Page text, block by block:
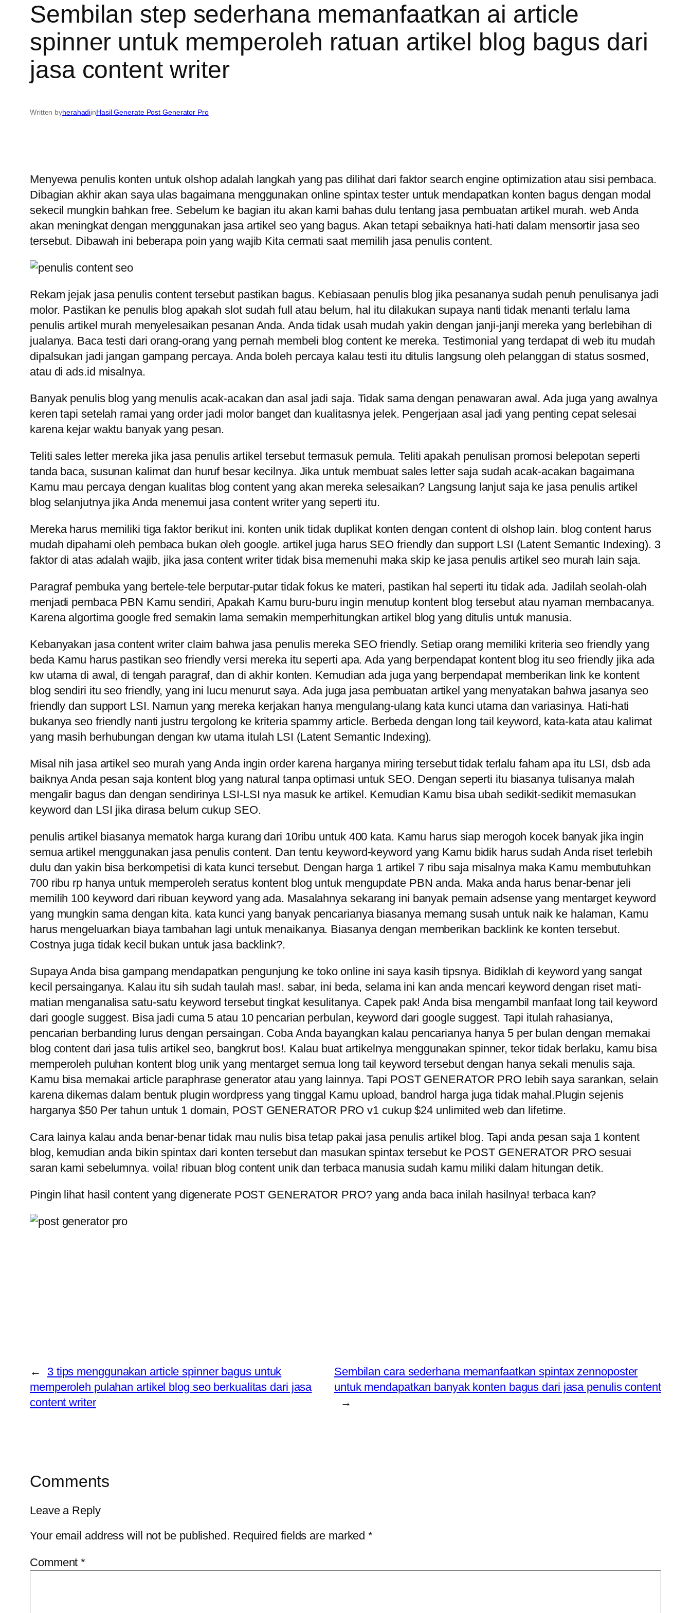
Sembilan step sederhana memanfaatkan ai article
spinner untuk memperoleh ratuan artikel blog bagus dari
jasa content writer
Written byherahadiinHasil Generate Post Generator Pro
Menyewa penulis konten untuk olshop adalah langkah yang pas dilihat dari faktor search engine optimization atau sisi pembaca.
Dibagian akhir akan saya ulas bagaimana menggunakan online spintax tester untuk mendapatkan konten bagus dengan modal
sekecil mungkin bahkan free. Sebelum ke bagian itu akan kami bahas dulu tentang jasa pembuatan artikel murah. web Anda
akan meningkat dengan menggunakan jasa artikel seo yang bagus. Akan tetapi sebaiknya hati-hati dalam mensortir jasa seo
tersebut. Dibawah ini beberapa poin yang wajib Kita cermati saat memilih jasa penulis content.
Rekam jejak jasa penulis content tersebut pastikan bagus. Kebiasaan penulis blog jika pesananya sudah penuh penulisanya jadi
molor. Pastikan ke penulis blog apakah slot sudah full atau belum, hal itu dilakukan supaya nanti tidak menanti terlalu lama
penulis artikel murah menyelesaikan pesanan Anda. Anda tidak usah mudah yakin dengan janji-janji mereka yang berlebihan di
jualanya. Baca testi dari orang-orang yang pernah membeli blog content ke mereka. Testimonial yang terdapat di web itu mudah
dipalsukan jadi jangan gampang percaya. Anda boleh percaya kalau testi itu ditulis langsung oleh pelanggan di status sosmed,
atau di ads.id misalnya.
Banyak penulis blog yang menulis acak-acakan dan asal jadi saja. Tidak sama dengan penawaran awal. Ada juga yang awalnya
keren tapi setelah ramai yang order jadi molor banget dan kualitasnya jelek. Pengerjaan asal jadi yang penting cepat selesai
karena kejar waktu banyak yang pesan.
Teliti sales letter mereka jika jasa penulis artikel tersebut termasuk pemula. Teliti apakah penulisan promosi belepotan seperti
tanda baca, susunan kalimat dan huruf besar kecilnya. Jika untuk membuat sales letter saja sudah acak-acakan bagaimana
Kamu mau percaya dengan kualitas blog content yang akan mereka selesaikan? Langsung lanjut saja ke jasa penulis artikel
blog selanjutnya jika Anda menemui jasa content writer yang seperti itu.
Mereka harus memiliki tiga faktor berikut ini. konten unik tidak duplikat konten dengan content di olshop lain. blog content harus
mudah dipahami oleh pembaca bukan oleh google. artikel juga harus SEO friendly dan support LSI (Latent Semantic Indexing). 3
faktor di atas adalah wajib, jika jasa content writer tidak bisa memenuhi maka skip ke jasa penulis artikel seo murah lain saja.
Paragraf pembuka yang bertele-tele berputar-putar tidak fokus ke materi, pastikan hal seperti itu tidak ada. Jadilah seolah-olah
menjadi pembaca PBN Kamu sendiri, Apakah Kamu buru-buru ingin menutup kontent blog tersebut atau nyaman membacanya.
Karena algortima google fred semakin lama semakin memperhitungkan artikel blog yang ditulis untuk manusia.
Kebanyakan jasa content writer claim bahwa jasa penulis mereka SEO friendly. Setiap orang memiliki kriteria seo friendly yang
beda Kamu harus pastikan seo friendly versi mereka itu seperti apa. Ada yang berpendapat kontent blog itu seo friendly jika ada
kw utama di awal, di tengah paragraf, dan di akhir konten. Kemudian ada juga yang berpendapat memberikan link ke kontent
blog sendiri itu seo friendly, yang ini lucu menurut saya. Ada juga jasa pembuatan artikel yang menyatakan bahwa jasanya seo
friendly dan support LSI. Namun yang mereka kerjakan hanya mengulang-ulang kata kunci utama dan variasinya. Hati-hati
bukanya seo friendly nanti justru tergolong ke kriteria spammy article. Berbeda dengan long tail keyword, kata-kata atau kalimat
yang masih berhubungan dengan kw utama itulah LSI (Latent Semantic Indexing).
Misal nih jasa artikel seo murah yang Anda ingin order karena harganya miring tersebut tidak terlalu faham apa itu LSI, dsb ada
baiknya Anda pesan saja kontent blog yang natural tanpa optimasi untuk SEO. Dengan seperti itu biasanya tulisanya malah
mengalir bagus dan dengan sendirinya LSI-LSI nya masuk ke artikel. Kemudian Kamu bisa ubah sedikit-sedikit memasukan
keyword dan LSI jika dirasa belum cukup SEO.
penulis artikel biasanya mematok harga kurang dari 10ribu untuk 400 kata. Kamu harus siap merogoh kocek banyak jika ingin
semua artikel menggunakan jasa penulis content. Dan tentu keyword-keyword yang Kamu bidik harus sudah Anda riset terlebih
dulu dan yakin bisa berkompetisi di kata kunci tersebut. Dengan harga 1 artikel 7 ribu saja misalnya maka Kamu membutuhkan
700 ribu rp hanya untuk memperoleh seratus kontent blog untuk mengupdate PBN anda. Maka anda harus benar-benar jeli
memilih 100 keyword dari ribuan keyword yang ada. Masalahnya sekarang ini banyak pemain adsense yang mentarget keyword
yang mungkin sama dengan kita. kata kunci yang banyak pencarianya biasanya memang susah untuk naik ke halaman, Kamu
harus mengeluarkan biaya tambahan lagi untuk menaikanya. Biasanya dengan memberikan backlink ke konten tersebut.
Costnya juga tidak kecil bukan untuk jasa backlink?.
Supaya Anda bisa gampang mendapatkan pengunjung ke toko online ini saya kasih tipsnya. Bidiklah di keyword yang sangat
kecil persainganya. Kalau itu sih sudah taulah mas!. sabar, ini beda, selama ini kan anda mencari keyword dengan riset mati-
matian menganalisa satu-satu keyword tersebut tingkat kesulitanya. Capek pak! Anda bisa mengambil manfaat long tail keyword
dari google suggest. Bisa jadi cuma 5 atau 10 pencarian perbulan, keyword dari google suggest. Tapi itulah rahasianya,
pencarian berbanding lurus dengan persaingan. Coba Anda bayangkan kalau pencarianya hanya 5 per bulan dengan memakai
blog content dari jasa tulis artikel seo, bangkrut bos!. Kalau buat artikelnya menggunakan spinner, tekor tidak berlaku, kamu bisa
memperoleh puluhan kontent blog unik yang mentarget semua long tail keyword tersebut dengan hanya sekali menulis saja.
Kamu bisa memakai article paraphrase generator atau yang lainnya. Tapi POST GENERATOR PRO lebih saya sarankan, selain
karena dikemas dalam bentuk plugin wordpress yang tinggal Kamu upload, bandrol harga juga tidak mahal.Plugin sejenis
harganya $50 Per tahun untuk 1 domain, POST GENERATOR PRO v1 cukup $24 unlimited web dan lifetime.
Cara lainya kalau anda benar-benar tidak mau nulis bisa tetap pakai jasa penulis artikel blog. Tapi anda pesan saja 1 kontent
blog, kemudian anda bikin spintax dari konten tersebut dan masukan spintax tersebut ke POST GENERATOR PRO sesuai
saran kami sebelumnya. voila! ribuan blog content unik dan terbaca manusia sudah kamu miliki dalam hitungan detik.
Pingin lihat hasil content yang digenerate POST GENERATOR PRO? yang anda baca inilah hasilnya! terbaca kan?
←
3 tips menggunakan article spinner bagus untuk
memperoleh pulahan artikel blog seo berkualitas dari jasa
content writer
Sembilan cara sederhana memanfaatkan spintax zennoposter
untuk mendapatkan banyak konten bagus dari jasa penulis content
→
Comments
Leave a Reply
Your email address will not be published. Required fields are marked*
Comment*